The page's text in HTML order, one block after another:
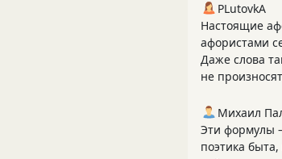
PLutоvkА
Настоящие
афористами
Даже слова
не
Михаил
Эти формулы
поэтика